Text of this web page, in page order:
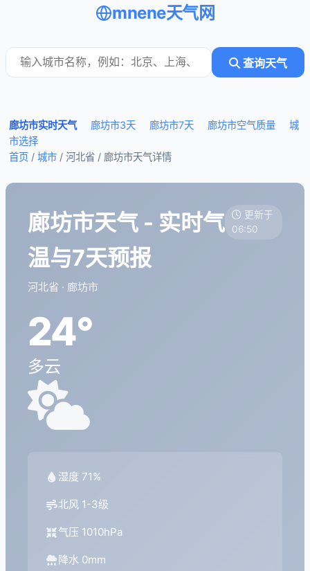
mnene天气网
查询天气
廊坊市实时天气 廊坊市3天 廊坊市7天 廊坊市空气质量
城
市选择
首页 / 城市 / 河北省 / 廊坊市天气详情
廊坊市天气 - 实时气
温与7天预报
河北省 · 廊坊市
更新于
06:50
24°
多云
湿度 71%
北风 1-3级
气压 1010hPa
降水 0mm